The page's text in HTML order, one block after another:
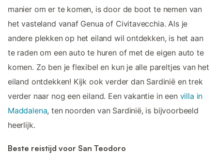
manier om er te komen, is door de boot te nemen van
het vasteland vanaf Genua of Civitavecchia. Als je
andere plekken op het eiland wil ontdekken, is het aan
te raden om een auto te huren of met de eigen auto te
komen. Zo ben je flexibel en kun je alle pareltjes van het
eiland ontdekken! Kijk ook verder dan Sardinië en trek
verder naar nog een eiland. Een vakantie in een villa in
Maddalena, ten noorden van Sardinië, is bijvoorbeeld
heerlijk.
Beste reistijd voor San Teodoro